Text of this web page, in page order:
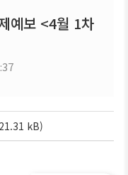
예보 <4월 1차
kB)